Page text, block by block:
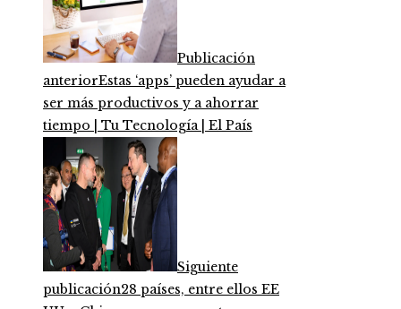
Publicación
anteriorEstas ‘apps’ pueden ayudar a
ser más productivos y a ahorrar
tiempo | Tu Tecnología | El País
Siguiente
publicación28 países, entre ellos EE